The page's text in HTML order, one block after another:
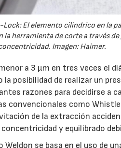
El elemento cilíndrico en la
herramienta de corte a través
Imagen: Haimer.
a 3 µm en tres veces el
posibilidad de realizar un
razones para decidirse a
convencionales como
de la extracción
y equilibrado
se basa en el uso de